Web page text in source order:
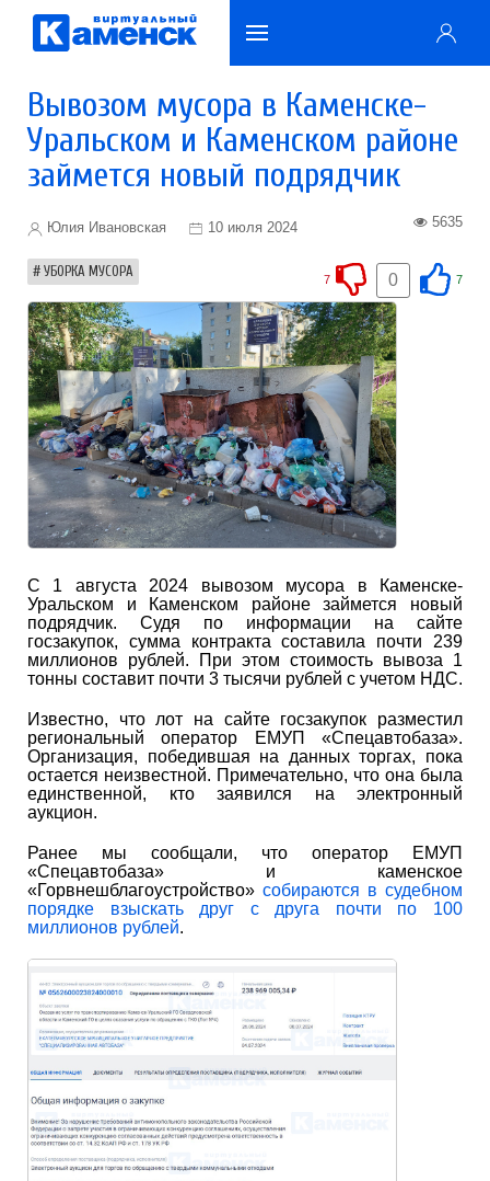
Вывозом мусора в Каменске-
Уральском и Каменском районе
займется новый подрядчик
Юлия Ивановская 10 июля 2024 5635
УБОРКА МУСОРА 7
0
7
С 1 августа 2024 вывозом мусора в Каменске-
Уральском и Каменском районе займется новый
подрядчик. Судя по информации на сайте
госзакупок, сумма контракта составила почти 239
миллионов рублей. При этом стоимость вывоза 1
тонны составит почти 3 тысячи рублей с учетом НДС.
Известно, что лот на сайте госзакупок разместил
региональный оператор ЕМУП «Спецавтобаза».
Организация, победившая на данных торгах, пока
остается неизвестной. Примечательно, что она была
единственной, кто заявился на электронный
аукцион.
Ранее мы сообщали, что оператор ЕМУП
«Спецавтобаза» и каменское
«Горвнешблагоустройство» собираются в судебном
порядке взыскать друг с друга почти по 100
миллионов рублей.